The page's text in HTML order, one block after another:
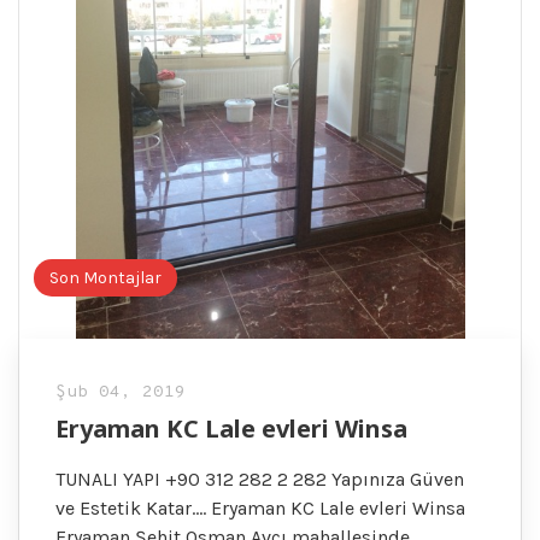
Son Montajlar
Şub 04, 2019
Eryaman KC Lale evleri Winsa
TUNALI YAPI +90 312 282 2 282 Yapınıza Güven
ve Estetik Katar…. Eryaman KC Lale evleri Winsa